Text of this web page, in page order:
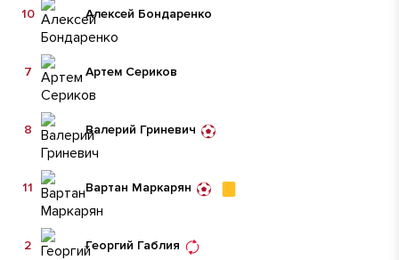
Алексей Бондаренко
10
Артем Сериков
7
Валерий Гриневич
8
Вартан Маркарян
11
Георгий Габлия
2